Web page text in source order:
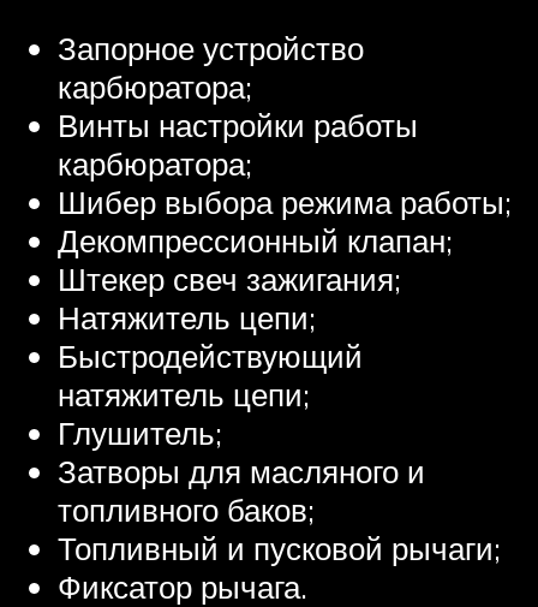
Запорное устройство
карбюратора;
Винты настройки работы
карбюратора;
Шибер выбора режима работы;
Декомпрессионный клапан;
Штекер свеч зажигания;
Натяжитель цепи;
Быстродействующий
натяжитель цепи;
Глушитель;
Затворы для масляного и
топливного баков;
Топливный и пусковой рычаги;
Фиксатор рычага.